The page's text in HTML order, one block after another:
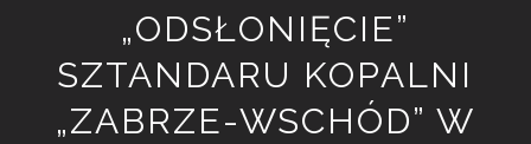
„ODSŁONIĘCIE”
SZTANDARU KOPALNI
„ZABRZE-WSCHÓD” W